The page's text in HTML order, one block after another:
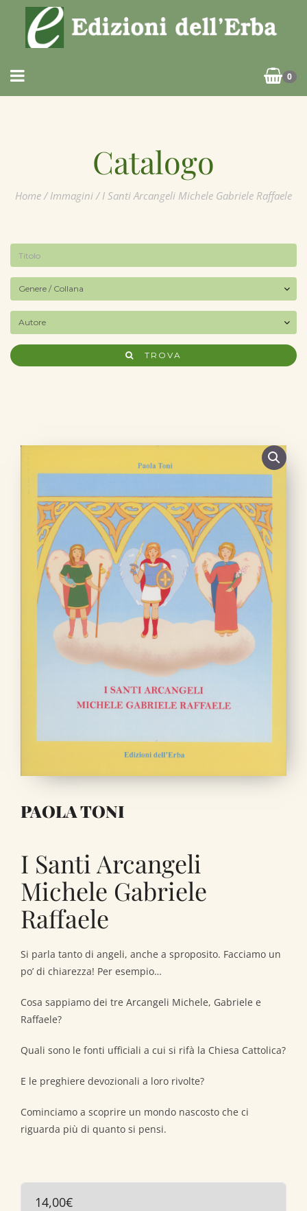
0
Catalogo
Home/ Immagini/ I Santi Arcangeli Michele Gabriele Raffaele
TROVA
PAOLA TONI
I Santi Arcangeli
Michele Gabriele
Raffaele
Si parla tanto di angeli, anche a sproposito. Facciamo un
po’ di chiarezza! Per esempio…
Cosa sappiamo dei tre Arcangeli Michele, Gabriele e
Raffaele?
Quali sono le fonti ufficiali a cui si rifà la Chiesa Cattolica?
E le preghiere devozionali a loro rivolte?
Cominciamo a scoprire un mondo nascosto che ci
riguarda più di quanto si pensi.
14,00€